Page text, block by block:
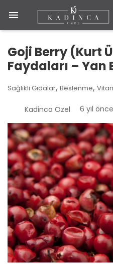
Goji Berry (Kurt
Faydaları – Yan
Sağlıklı Gıdalar, Beslenme,
Kadinca Özel 6 yıl önce